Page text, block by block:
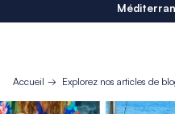
Accueil Explorez nos articles de